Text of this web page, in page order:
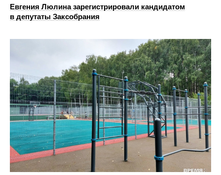
Евгения Люлина зарегистрировали кандидатом
в депутаты Заксобрания